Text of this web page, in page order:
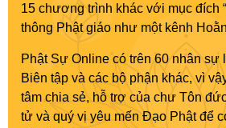
15 chương trình khác với mục đích
thông Phật giáo như một kênh
Phật Sự Online có trên 60 nhân sự
Biên tập và các bộ phận khác, vì
tâm chia sẻ, hỗ trợ của chư Tôn
tử và quý vị yêu mến Đạo Phật để